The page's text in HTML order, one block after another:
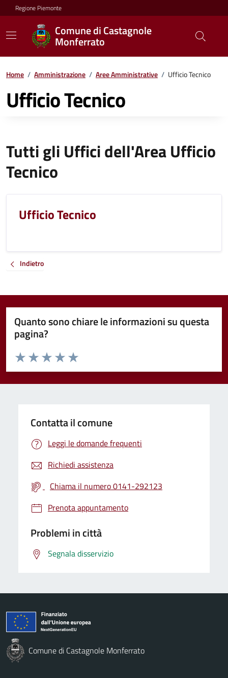
Regione Piemonte
Comune di Castagnole
Monferrato
Home / Amministrazione / Aree Amministrative / Ufficio Tecnico
Ufficio Tecnico
Tutti gli Uffici dell'Area Ufficio
Tecnico
Ufficio Tecnico
Indietro
Quanto sono chiare le informazioni su questa
pagina?
Valuta da 1 a 5 stelle la pagina
Valuta 5 stelle su 5
Valuta 4 stelle su 5
Valuta 3 stelle su 5
Valuta 2 stelle su 5
Valuta 1 stelle su 5
Contatta il comune
Leggi le domande frequenti
Richiedi assistenza
Chiama il numero 0141-292123
Prenota appuntamento
Problemi in città
Segnala disservizio
Comune di Castagnole Monferrato